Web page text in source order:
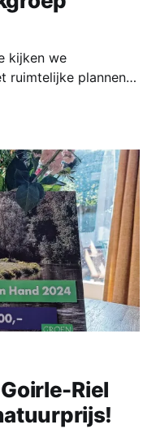
kijken we
ruimtelijke plannen
aannemer
hadden we in
Riel